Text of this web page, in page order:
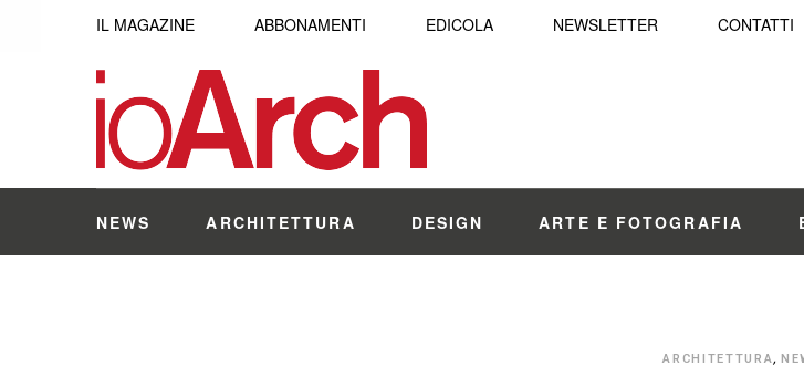
IL MAGAZINE ABBONAMENTI EDICOLA NEWSLETTER CONTATTI
NEWS ARCHITETTURA DESIGN ARTE E FOTOGRAFIA
ARCHITETTURA,